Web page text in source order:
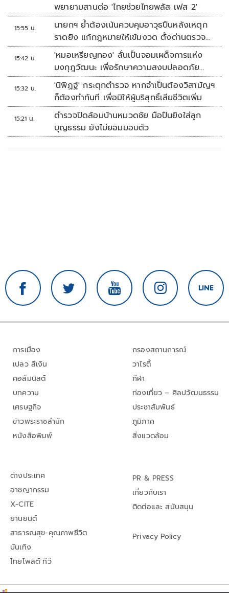
พยายามสานต่อ 'ไทยช่วยไทยพลัส เฟส 2'
15:55 น.
นายกฯ ย้ำต้องเน้นควบคุมอาวุธปืนหลังเหตุก
ราดยิง แก้กฎหมายให้เข้มงวด ตั้งด่านตรวจ
เพิ่ม
15:42 น.
'หมอเหรียญทอง' ลั่นเป็นจอมเผด็จการแห่ง
มงกุฎวัฒนะ เพื่อรักษาความสงบปลอดภัย
ภายในรพ.
15:32 น.
'นิพิฏฐ์' กระตุกตำรวจ หากจำเป็นต้องวิสามัญฯ
ก็ต้องทำทันที เพื่อมิให้ผู้บริสุทธิ์เสียชีวิตเพิ่ม
15:21 น.
ตำรวจปิดล้อมบ้านหมวดชัย มือปืนยิงใส่ลูก
บุญธรรม ยังไม่ยอมมอบตัว
การเมือง
เปลว สีเงิน
คอลัมนิสต์
บทความ
เศรษฐกิจ
ข่าวพระราชสำนัก
หนังสือพิมพ์
กรองสถานการณ์
วาไรตี้
กีฬา
ท่องเที่ยว – ศิลปวัฒนธรรม
ประชาสัมพันธ์
ภูมิภาค
สิ่งแวดล้อม
ต่างประเทศ
อาชญากรรม
X-CITE
ยานยนต์
สาธารณสุข-คุณภาพชีวิต
บันเทิง
ไทยโพสต์ ทีวี
PR & PRESS
เกี่ยวกับเรา
ติดต่อและ สนับสนุน
Privacy Policy